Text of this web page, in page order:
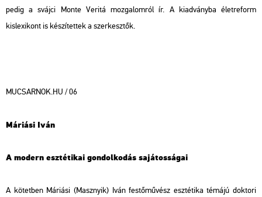
pedig a svájci Monte Veritá mozgalomról ír. A kiadványba életreform
kislexikont is készítettek a szerkesztők.
MUCSARNOK.HU / 06
Máriási Iván
A modern esztétikai gondolkodás sajátosságai
A kötetben Máriási (Masznyik) Iván festőművész esztétika témájú doktori